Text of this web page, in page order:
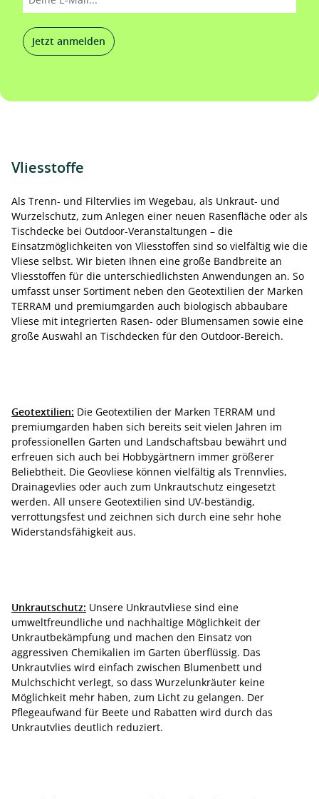
Jetzt anmelden
Vliesstoffe
Als Trenn- und Filtervlies im Wegebau, als Unkraut- und
Wurzelschutz, zum Anlegen einer neuen Rasenfläche oder als
Tischdecke bei Outdoor-Veranstaltungen – die
Einsatzmöglichkeiten von Vliesstoffen sind so vielfältig wie die
Vliese selbst. Wir bieten Ihnen eine große Bandbreite an
Vliesstoffen für die unterschiedlichsten Anwendungen an. So
umfasst unser Sortiment neben den Geotextilien der Marken
TERRAM und premiumgarden auch biologisch abbaubare
Vliese mit integrierten Rasen- oder Blumensamen sowie eine
große Auswahl an Tischdecken für den Outdoor-Bereich.
Geotextilien: Die Geotextilien der Marken TERRAM und
premiumgarden haben sich bereits seit vielen Jahren im
professionellen Garten und Landschaftsbau bewährt und
erfreuen sich auch bei Hobbygärtnern immer größerer
Beliebtheit. Die Geovliese können vielfältig als Trennvlies,
Drainagevlies oder auch zum Unkrautschutz eingesetzt
werden. All unsere Geotextilien sind UV-beständig,
verrottungsfest und zeichnen sich durch eine sehr hohe
Widerstandsfähigkeit aus.
Unkrautschutz: Unsere Unkrautvliese sind eine
umweltfreundliche und nachhaltige Möglichkeit der
Unkrautbekämpfung und machen den Einsatz von
aggressiven Chemikalien im Garten überflüssig. Das
Unkrautvlies wird einfach zwischen Blumenbett und
Mulchschicht verlegt, so dass Wurzelunkräuter keine
Möglichkeit mehr haben, zum Licht zu gelangen. Der
Pflegeaufwand für Beete und Rabatten wird durch das
Unkrautvlies deutlich reduziert.